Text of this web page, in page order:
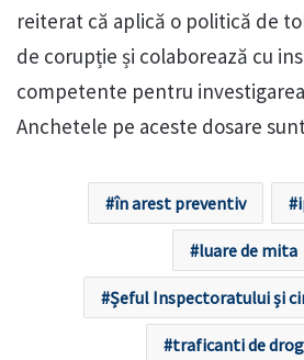
reiterat că aplică o politică de
de corupție și colaborează cu
competente pentru
Anchetele pe aceste dosare
în arest preventiv
luare de mita
Șeful Inspectoratului și
traficanti de